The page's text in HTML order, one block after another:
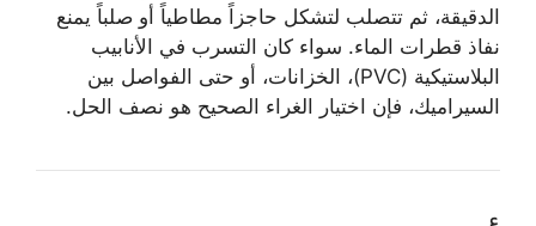
الدقيقة، ثم تتصلب لتشكل حاجزاً مطاطياً أو صلباً يمنع
نفاذ قطرات الماء. سواء كان التسرب في الأنابيب
البلاستيكية (PVC)، الخزانات، أو حتى الفواصل بين
السيراميك، فإن اختيار الغراء الصحيح هو نصف الحل.